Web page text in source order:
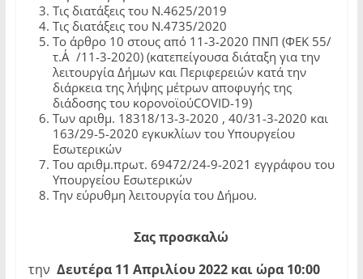
Τις διατάξεις του Ν.4625/2019
Τις διατάξεις του Ν.4735/2020
Το άρθρο 10 στους από 11-3-2020 ΠΝΠ (ΦΕΚ 55/
τ.Α΄/11-3-2020) (κατεπείγουσα διάταξη για την
λειτουργία Δήμων και Περιφερειών κατά την
διάρκεια της λήψης μέτρων αποφυγής της
διάδοσης του κορονοϊούCOVID-19)
Των αριθμ. 18318/13-3-2020 , 40/31-3-2020 και
163/29-5-2020 εγκυκλίων του Υπουργείου
Εσωτερικών
Του αριθμ.πρωτ. 69472/24-9-2021 εγγράφου του
Υπουργείου Εσωτερικών
Την εύρυθμη λειτουργία του Δήμου.
Σαςπροσκαλώ
την Δευτέρα 11 Απριλίου2022 και ώρα 10:00